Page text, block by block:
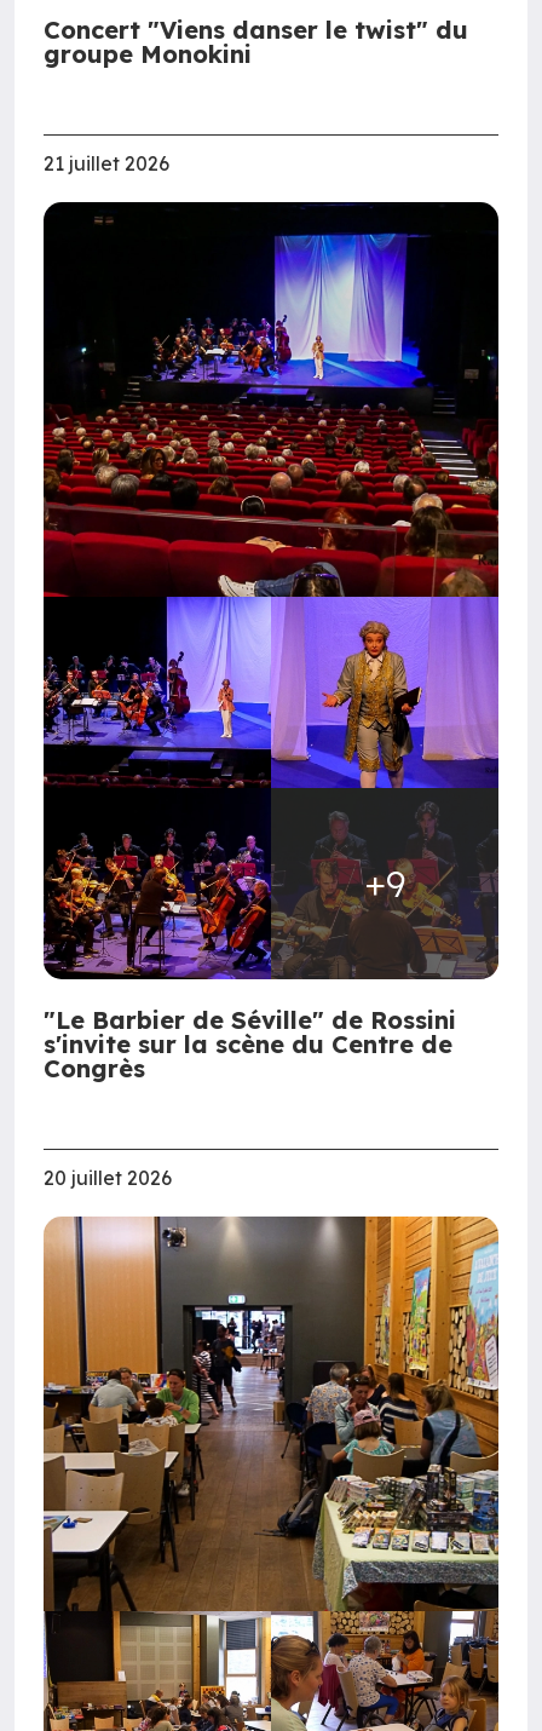
Concert "Viens danser le twist" du
groupe Monokini
21 juillet 2026
+9
"Le Barbier de Séville" de Rossini
s'invite sur la scène du Centre de
Congrès
20 juillet 2026